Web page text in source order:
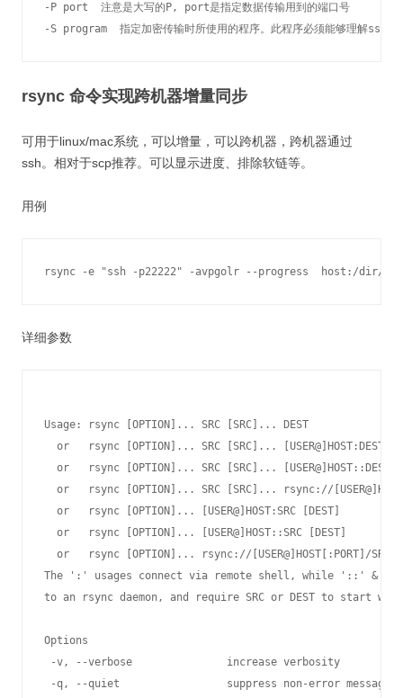
-P port  注意是大写的P, port是指定数据传输用到的端口号
-S program  指定加密传输时所使用的程序。此程序必须能够理解
rsync 命令实现跨机器增量同步
可用于linux/mac系统，可以增量，可以跨机器，跨机器通过
ssh。相对于scp推荐。可以显示进度、排除软链等。
用例
rsync -e "ssh -p22222" -avpgolr --progress  host:/
详细参数
Usage: rsync [OPTION]... SRC [SRC]... DEST
  or   rsync [OPTION]... SRC [SRC]... [USER@]HOST:DEST
  or   rsync [OPTION]... SRC [SRC]... [USER@]HOST::DEST
or   rsync [OPTION]... SRC [SRC]... rsync://
  or   rsync [OPTION]... [USER@]HOST:SRC [DEST]
  or   rsync [OPTION]... [USER@]HOST::SRC [DEST]
or   rsync [OPTION]... rsync://[USER@]HOST[:PORT]/SRC
The ':' usages connect via remote shell, while '::' &
to an rsync daemon, and require SRC or DEST to start with
Options
-v, --verbose               increase verbosity
-q, --quiet                 suppress non-error messages